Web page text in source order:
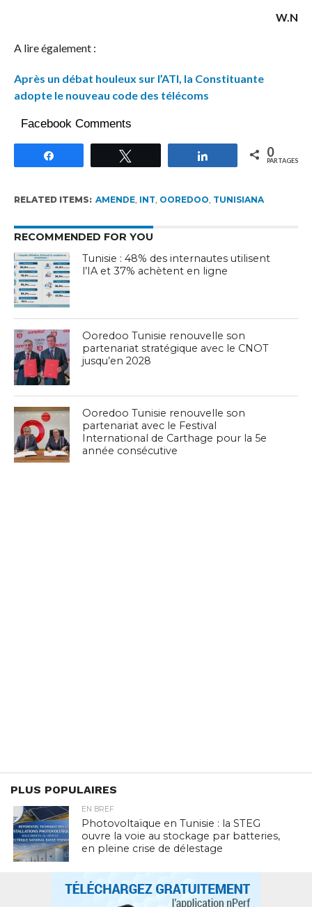
W.N
A lire également :
Après un débat houleux sur l’ATI, la Constituante
adopte le nouveau code des télécoms
Facebook Comments
Partagez 0
PARTAGES
RELATED ITEMS: AMENDE, INT, OOREDOO, TUNISIANA
RECOMMENDED FOR YOU
Tunisie : 48% des internautes utilisent
l’IA et 37% achètent en ligne
Ooredoo Tunisie renouvelle son
partenariat stratégique avec le CNOT
jusqu’en 2028
Ooredoo Tunisie renouvelle son
partenariat avec le Festival
International de Carthage pour la 5e
année consécutive
PLUS POPULAIRES
EN BREF
Photovoltaïque en Tunisie : la STEG
ouvre la voie au stockage par batteries,
en pleine crise de délestage